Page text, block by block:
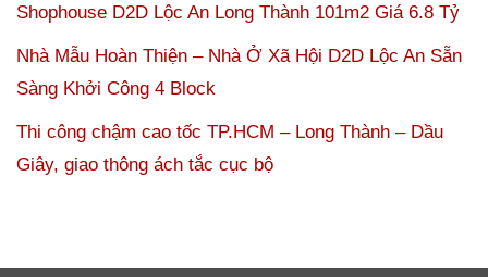
Shophouse D2D Lộc An Long Thành 101m2 Giá 6.8 Tỷ
Nhà Mẫu Hoàn Thiện – Nhà Ở Xã Hội D2D Lộc An Sẵn
Sàng Khởi Công 4 Block
Thi công chậm cao tốc TP.HCM – Long Thành – Dầu
Giây, giao thông ách tắc cục bộ